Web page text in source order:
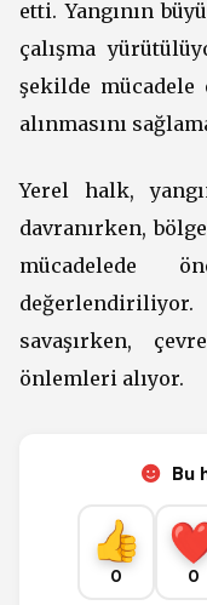
etti. Yangının
çalışma
şekilde mücadele
alınmasını
Yerel halk,
davranırken,
mücadelede
savaşırken,
önlemleri alıyor.
Bu
0 0